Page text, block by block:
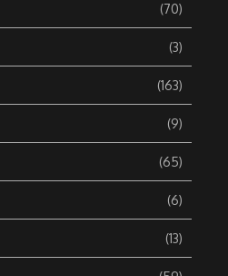
(70)
(3)
(163)
(9)
(65)
(6)
(13)